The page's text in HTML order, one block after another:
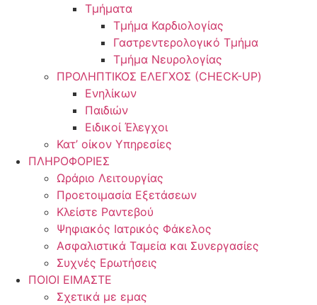
Τμήματα
Τμήμα Καρδιολογίας
Γαστρεντερολογικό Τμήμα
Τμήμα Νευρολογίας
ΠΡΟΛΗΠΤΙΚΟΣ ΕΛΕΓΧΟΣ (CHECK-UP)
Ενηλίκων
Παιδιών
Ειδικοί Έλεγχοι
Κατ’ οίκον Υπηρεσίες
ΠΛΗΡΟΦΟΡΙΕΣ
Ωράριο Λειτουργίας
Προετοιμασία Εξετάσεων
Κλείστε Ραντεβού
Ψηφιακός Ιατρικός Φάκελος
Ασφαλιστικά Ταμεία και Συνεργασίες
Συχνές Ερωτήσεις
ΠΟΙΟΙ ΕΙΜΑΣΤΕ
Σχετικά με εμας